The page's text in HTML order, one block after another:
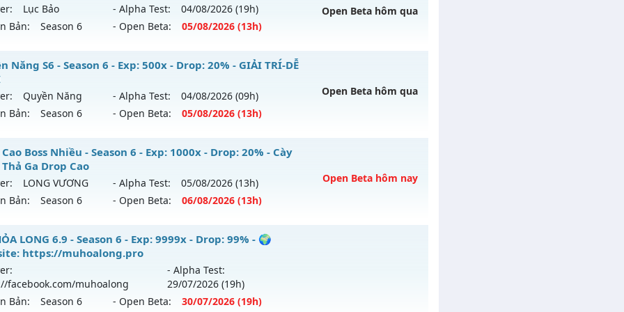
Anti Vip Chống hack tuyệt đối
ra tháng 07 2026 - Mở máy chủ
BOSS XUYÊN ĐÊM, WC RƠI NHƯ MƯAvào
29/07/2626
Reset In Game
Mu Nguyên bản Webzen
Lục Bảo - Alpha Test: 04/08/2026 (19h)
Bản:
Season 6 - Open Beta: 05/08/2026 (13h)
Open Beta hôm qua
Lục Bảo - Miễn phí 99%
mới ra tháng 08 2026 - Mở máy chủLục Bảovào 13h ngày 05/08/2626
999x - Drop: 60%
loại: Mu Custom thêm đồ mới
SharkAnti
Năng S6 - Season 6 - Exp: 500x - Drop: 20% - GIẢI TRÍ-DỄ
Quyền Năng - Alpha Test: 04/08/2026 (09h)
Bản:
Season 6 - Open Beta: 05/08/2026 (13h)
Open Beta hôm qua
Năng S6 - GIẢI TRÍ-DỄ CHƠI
mới ra tháng 08 2026 - Mở máy chủQuyền Năng
vào 13h ngày 05/08/2626
500x - Drop: 20%
loại: Mu Nguyên bản Webzen
PRO
Boss Nhiều - Season 6 - Exp: 1000x - Drop: 20% - Cày
Thả Ga Drop Cao
LONG VƯƠNG - Alpha Test: 05/08/2026 (13h)
Bản:
Season 6 - Open Beta: 06/08/2026 (13h)
Open Beta hôm nay
Cao Boss Nhiều - Cày Cuốc Thả Ga Drop Cao
mới ra tháng 08 2026 - Mở máy chủ
LONG VƯƠNG
1000x - Drop: 20%
LONG 6.9 - Season 6 - Exp: 9999x - Drop: 99% - 🌍
https://muhoalong.pro
facebook.com/muhoalong
- Alpha Test:
29/07/2026 (19h)
Bản:
Season 6 - Open Beta: 30/07/2026 (19h)